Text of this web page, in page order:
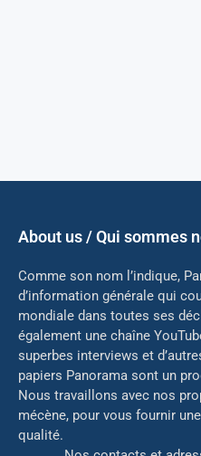
About us / Qui sommes
Comme son nom l’indique,
d’information générale qui
mondiale dans toutes ses
également une chaîne
superbes interviews et
papiers Panorama sont un
Nous travaillons avec nos
mécène, pour vous fournir
qualité.